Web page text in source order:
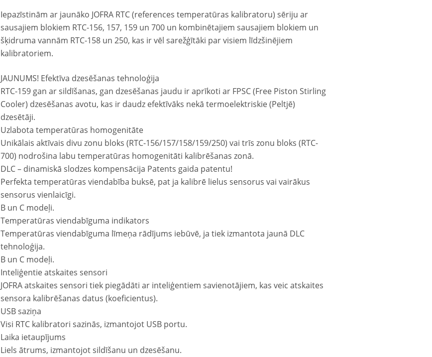
Iepazīstinām ar jaunāko JOFRA RTC (references temperatūras kalibratoru) sēriju ar
sausajiem blokiem RTC-156, 157, 159 un 700 un kombinētajiem sausajiem blokiem un
šķidruma vannām RTC-158 un 250, kas ir vēl sarežģītāki par visiem līdzšinējiem
kalibratoriem.
JAUNUMS! Efektīva dzesēšanas tehnoloģija
RTC-159 gan ar sildīšanas, gan dzesēšanas jaudu ir aprīkoti ar FPSC (Free Piston Stirling
Cooler) dzesēšanas avotu, kas ir daudz efektīvāks nekā termoelektriskie (Peltjē)
dzesētāji.
Uzlabota temperatūras homogenitāte
Unikālais aktīvais divu zonu bloks (RTC-156/157/158/159/250) vai trīs zonu bloks (RTC-
700) nodrošina labu temperatūras homogenitāti kalibrēšanas zonā.
DLC – dinamiskā slodzes kompensācija Patents gaida patentu!
Perfekta temperatūras viendabība buksē, pat ja kalibrē lielus sensorus vai vairākus
sensorus vienlaicīgi.
B un C modeļi.
Temperatūras viendabīguma indikators
Temperatūras viendabīguma līmeņa rādījums iebūvē, ja tiek izmantota jaunā DLC
tehnoloģija.
B un C modeļi.
Inteliģentie atskaites sensori
JOFRA atskaites sensori tiek piegādāti ar inteliģentiem savienotājiem, kas veic atskaites
sensora kalibrēšanas datus (koeficientus).
USB saziņa
Visi RTC kalibratori sazinās, izmantojot USB portu.
Laika ietaupījums
Liels ātrums, izmantojot sildīšanu un dzesēšanu.